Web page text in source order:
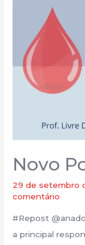
Novo
29 de setembro
comentário
#Repost
a principal